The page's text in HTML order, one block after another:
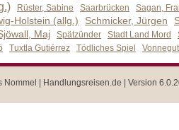
Rüster, Sabine Saarbrücken
Sagan,
Holstein (allg.) Schmicker, Jürgen
Maj Spätzünder Stadt Land Mord
Tuxtla Gutiérrez Tödliches Spiel
Nommel | Handlungsreisen.de | Version